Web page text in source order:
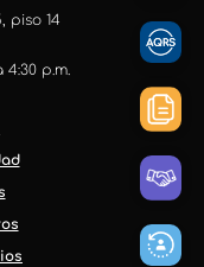
piso 14
4:30 p.m.